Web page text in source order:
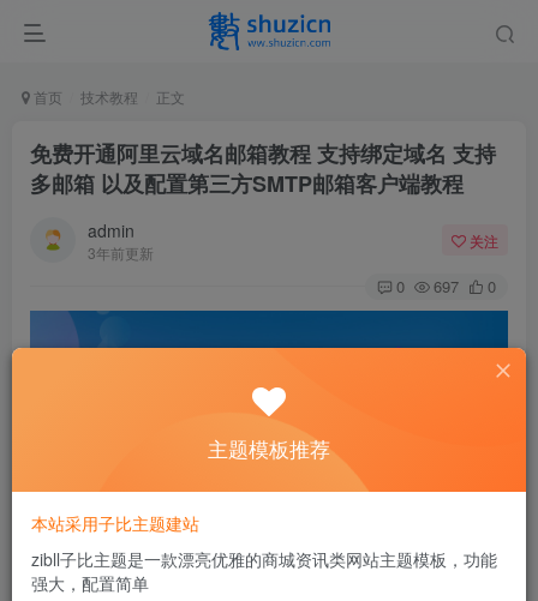
首页 技术教程 正文
免费开通阿里云域名邮箱教程 支持绑定域名 支持
多邮箱 以及配置第三方SMTP邮箱客户端教程
admin
3年前更新
关注
0 697 0
主题模板推荐
本站采用子比主题建站
zibll子比主题是一款漂亮优雅的商城资讯类网站主题模板，功能
强大，配置简单